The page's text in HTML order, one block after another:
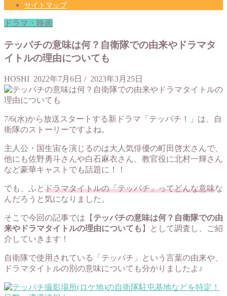
サイトマップ
ドラマ・映画
テッパチの意味は何？自衛隊での由来やドラマタ
イトルの理由についても
HOSHI 2022年7月6日 / 2023年3月25日
7/6(水)から放送スタートする新ドラマ「テッパチ！」は、自
衛隊のストーリーですよね。
主人公・国生宙を演じるのは大人気俳優の町田啓太さんで、
他にも佐野勇斗さんや白石麻衣さん、教官役に北村一輝さん
など豪華キャストでも話題に！！
でも、ふとドラマタイトルの「テッパチ」ってどんな意味な
んだろうと気になりました。
そこで今回の記事では【 テッパチの意味は何？自衛隊での由
来やドラマタイトルの理由についても 】として調査し、ご紹
介していきます！
自衛隊で使用されている「テッパチ」という言葉の由来や、
ドラマタイトルの別の意味についても分かりましたよ♪